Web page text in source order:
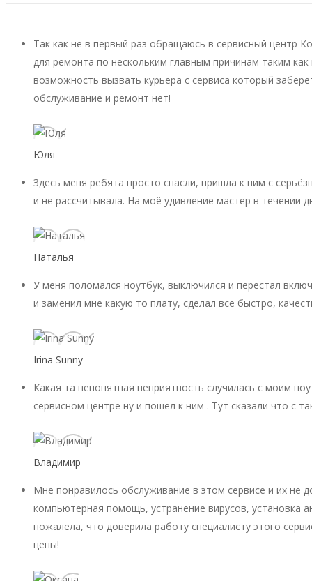
Так как не в первый раз обращаюсь в сервисный центр
для ремонта по нескольким главным причинам таким
возможность вызвать курьера с сервиса который
обслуживание и ремонт нет!
Юля
Здесь меня ребята просто спасли, пришла к ним с
и не рассчитывала. На моё удивление мастер в течении
Наталья
У меня поломался ноутбук, выключился и перестал
и заменил мне какую то плату, сделал все быстро,
Irina Sunny
Какая та непонятная неприятность случилась с моим
сервисном центре ну и пошел к ним . Тут сказали что с
Владимир
Мне понравилось обслуживание в этом сервисе и их не
компьютерная помощь, устранение вирусов, установка
пожалела, что доверила работу специалисту этого
цены!